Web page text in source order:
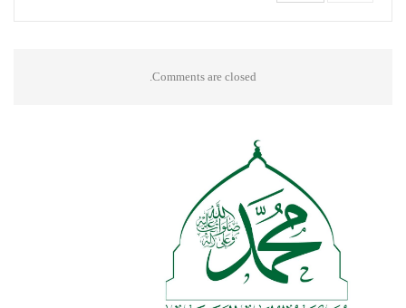
Comments are closed.